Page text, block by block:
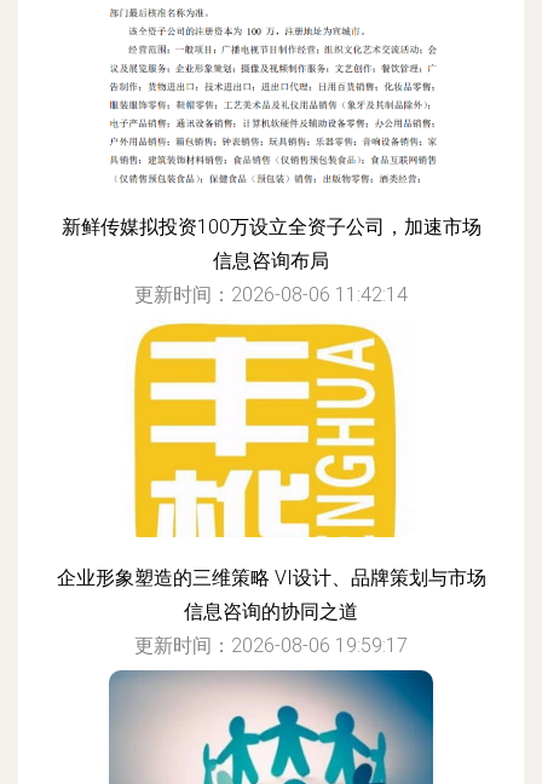
新鲜传媒拟投资100万设立全资子公司，加速市场
信息咨询布局
更新时间：2026-08-06 11:42:14
企业形象塑造的三维策略 VI设计、品牌策划与市场
信息咨询的协同之道
更新时间：2026-08-06 19:59:17